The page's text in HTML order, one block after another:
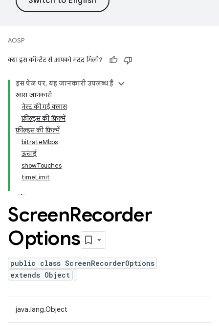
AOSP
क्या इस कॉन्टेंट से आपको मदद मिली?
इस पेज पर, यह जानकारी उपलब्ध है
खास जानकारी
नेस्ट की गई क्लास
फ़ील्ड्स की फ़िल्में
फ़ील्ड्स की फ़िल्में
bitrateMbps
ऊंचाई
showTouches
timeLimit
ScreenRecorder
Options
public class ScreenRecorderOptions
extends Object
java.lang.Object